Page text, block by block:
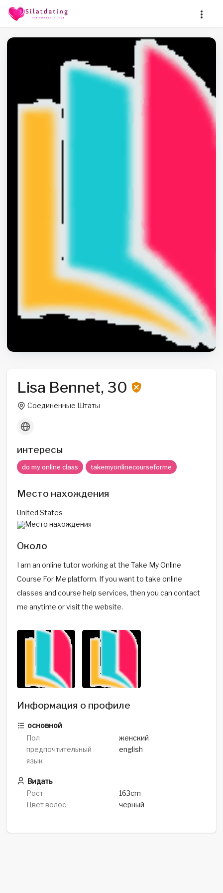
Lisa Bennet, 30
Соединенные Штаты
интересы
do my online class takemyonlinecourseforme
Место нахождения
United States
Около
I am an online tutor working at the Take My Online
Course For Me platform. If you want to take online
classes and course help services, then you can contact
me anytime or visit the website.
Информация о профиле
основной
Пол
женский
предпочтительный
язык
english
Видать
Рост
163cm
Цвет волос
черный